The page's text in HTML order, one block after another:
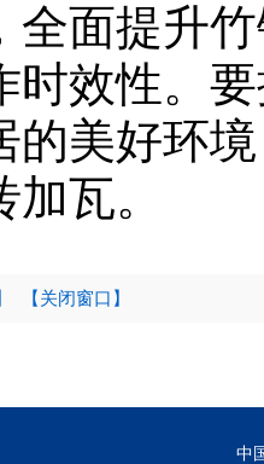
全面提升
时效性。
的美好环
瓦。
【关闭窗口】
中